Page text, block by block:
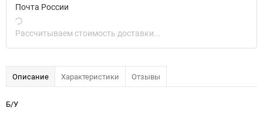
Почта России
Рассчитываем стоимость доставки...
Описание Характеристики Отзывы
Б/У